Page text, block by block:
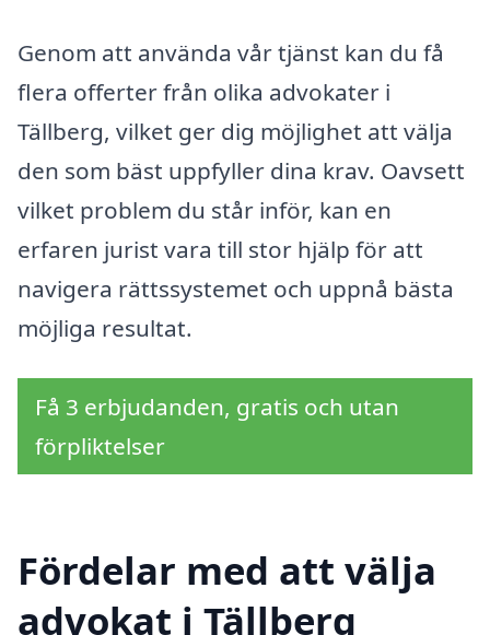
Genom att använda vår tjänst kan du få
flera offerter från olika advokater i
Tällberg, vilket ger dig möjlighet att välja
den som bäst uppfyller dina krav. Oavsett
vilket problem du står inför, kan en
erfaren jurist vara till stor hjälp för att
navigera rättssystemet och uppnå bästa
möjliga resultat.
Få 3 erbjudanden, gratis och utan
förpliktelser
Fördelar med att välja
advokat i Tällberg